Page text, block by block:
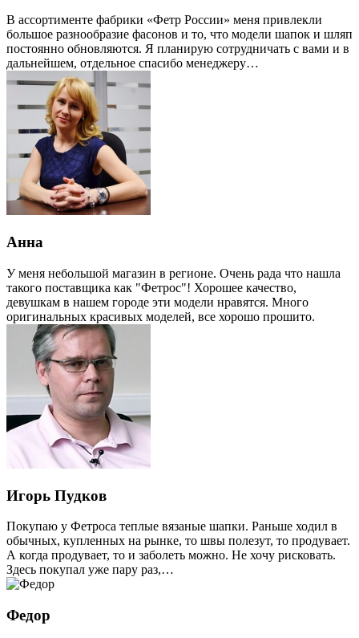
В ассортименте фабрики «Фетр России» меня привлекли
большое разнообразие фасонов и то, что модели шапок и шляп
постоянно обновляются. Я планирую сотрудничать с вами и в
дальнейшем, отдельное спасибо менеджеру…
Анна
У меня небольшой магазин в регионе. Очень рада что нашла
такого поставщика как "Фетрос"! Хорошее качество,
девушкам в нашем городе эти модели нравятся. Много
оригинальных красивых моделей, все хорошо прошито.
Игорь Пудков
Покупаю у Фетроса теплые вязаные шапки. Раньше ходил в
обычных, купленных на рынке, то швы полезут, то продувает.
А когда продувает, то и заболеть можно. Не хочу рисковать.
Здесь покупал уже пару раз,…
Федор